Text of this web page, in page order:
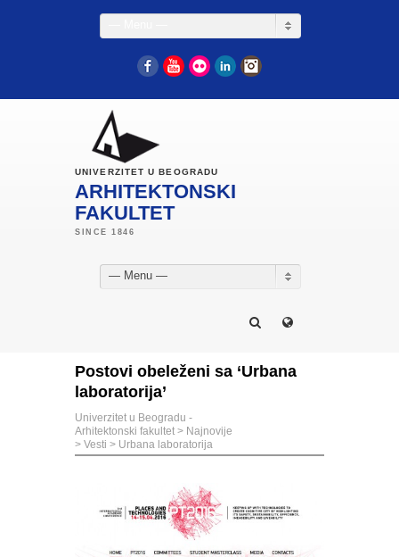
FacebookYouTube
Flickr LinkedIn
UNIVERZITET U BEOGRADU
ARHITEKTONSKI
FAKULTET
— Menu —
Postovi obeleženi sa ‘Urbana
laboratorija’
Univerzitet u Beogradu -
Arhitektonski fakultet > Najnovije
> Vesti > Urbana laboratorija